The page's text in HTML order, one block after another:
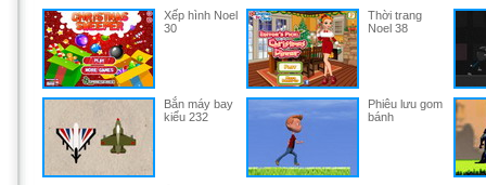
Xếp hình Noel
30
Thời trang
Noel 38
Bắn máy bay
kiểu 232
Phiêu lưu gom
bánh